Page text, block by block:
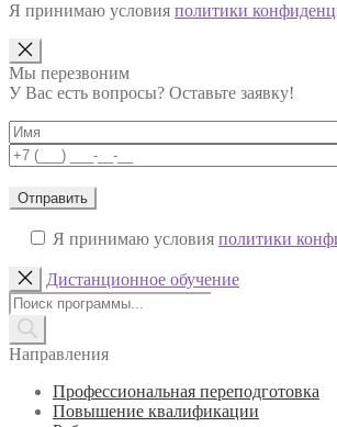
Я принимаю условия политики
Мы перезвоним
У Вас есть вопросы? Оставьте заявку!
Я принимаю условия политики
Дистанционное обучение
Поиск
товаров
Направления
Профессиональная переподготовка
Повышение квалификации